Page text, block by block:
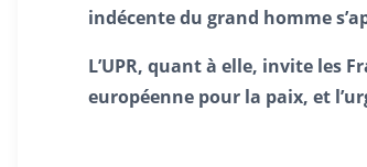
indécente du grand homme
L’UPR, quant à elle, invite les
européenne pour la paix, et